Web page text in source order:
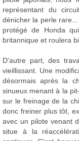
représentant du
dénicher la perle
protégé de Honda
britannique et roulera
D'autre part, des
vieillissant. Une
désormais après la
sinueux menant à la
sur le freinage de la
donc freiner plus tôt,
avec un pilote venant
situe à la